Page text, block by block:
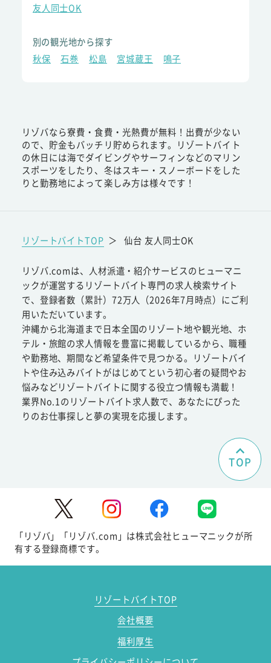
友人同士OK
別の観光地から探す
秋保
石巻 松島 宮城蔵王 鳴子
リゾバなら寮費・食費・光熱費が無料！出費が少ない
ので、貯金もバッチリ貯められます。リゾートバイト
の休日には海でダイビングやサーフィンなどのマリン
スポーツをしたり、冬はスキー・スノーボードをした
りと勤務地によって楽しみ方は様々です！
リゾートバイトTOP ＞ 仙台 友人同士OK
リゾバ.comは、人材派遣・紹介サービスのヒューマニ
ックが運営するリゾートバイト専門の求人検索サイト
で、登録者数（累計）72万人（2026年7月時点）にご利
用いただいています。
沖縄から北海道まで日本全国のリゾート地や観光地、ホ
テル・旅館の求人情報を豊富に掲載しているから、職種
や勤務地、期間など希望条件で見つかる。リゾートバイ
トや住み込みバイトがはじめてという初心者の疑問やお
悩みなどリゾートバイトに関する役立つ情報も満載！
業界No.1のリゾートバイト求人数で、あなたにぴった
りのお仕事探しと夢の実現を応援します。
TOP
「リゾバ」「リゾバ.com」は株式会社ヒューマニックが所
有する登録商標です。
リゾートバイトTOP
会社概要
福利厚生